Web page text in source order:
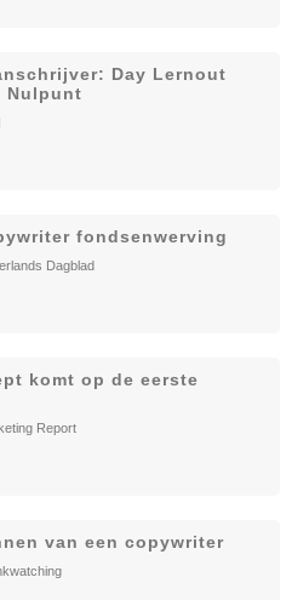
Day Lernout
Nulpunt
fondsenwerving
Dagblad
komt op de eerste
Report
van een copywriter